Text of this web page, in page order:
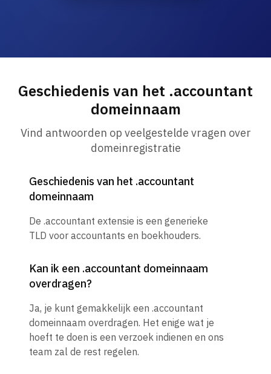
Geschiedenis van het .accountant
domeinnaam
Vind antwoorden op veelgestelde vragen over
domeinregistratie
Geschiedenis van het .accountant
domeinnaam
De .accountant extensie is een generieke
TLD voor accountants en boekhouders.
Kan ik een .accountant domeinnaam
overdragen?
Ja, je kunt gemakkelijk een .accountant
domeinnaam overdragen. Het enige wat je
hoeft te doen is een verzoek indienen en ons
team zal de rest regelen.